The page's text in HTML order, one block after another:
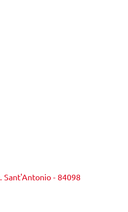
Sant'Antonio - 84098